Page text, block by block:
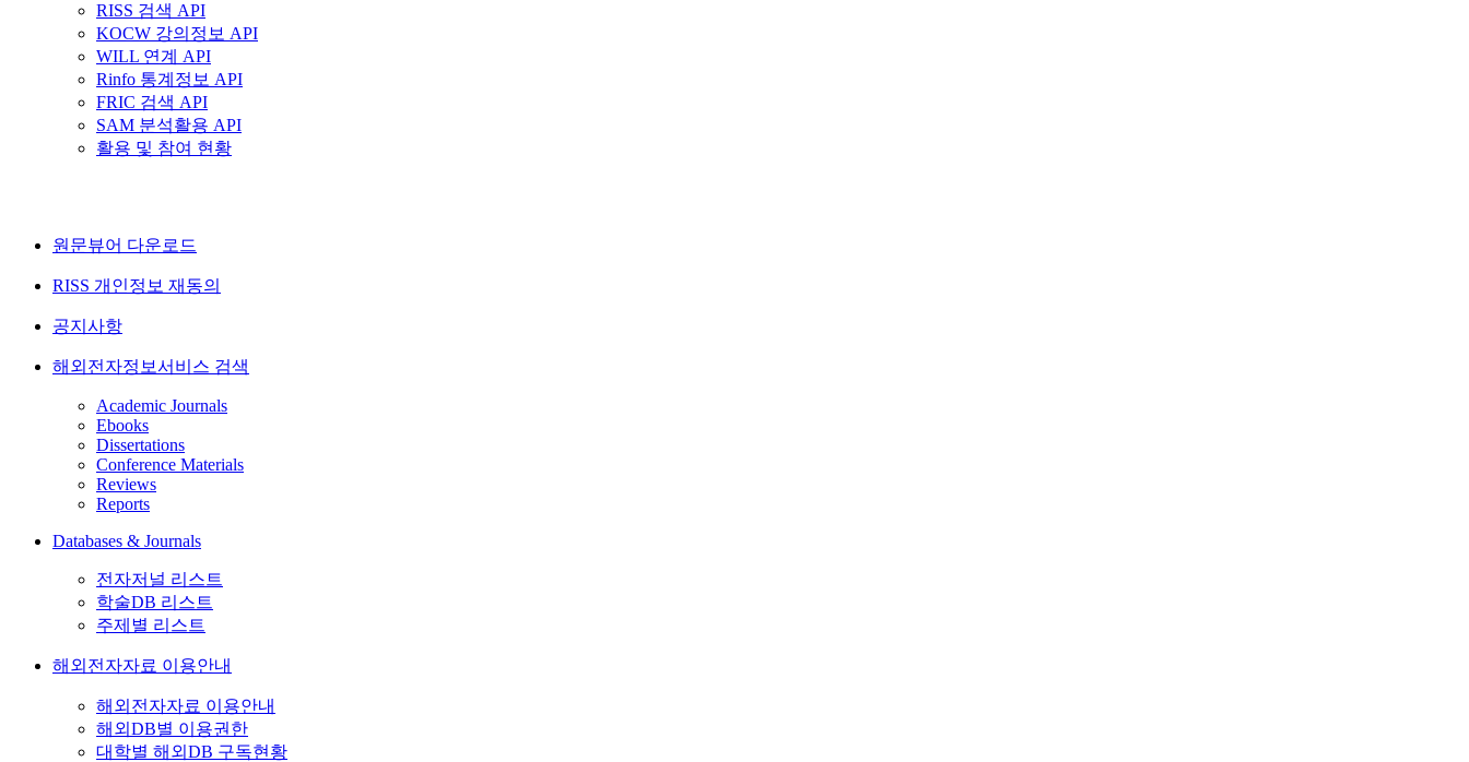
RISS 검색 API
KOCW 강의정보 API
WILL 연계 API
Rinfo 통계정보 API
FRIC 검색 API
SAM 분석활용 API
활용 및 참여 현황
원문뷰어 다운로드
RISS 개인정보 재동의
공지사항
해외전자정보서비스 검색
Academic Journals
Ebooks
Dissertations
Conference Materials
Reviews
Reports
Databases & Journals
전자저널 리스트
학술DB 리스트
주제별 리스트
해외전자자료 이용안내
해외전자자료 이용안내
해외DB별 이용권한
대학별 해외DB 구독현황